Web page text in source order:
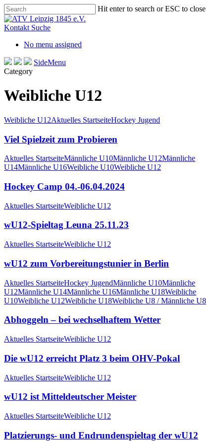
Skip
to
main
Hit enter to search or ESC to close
Close
Search
Kontakt Suche
No menu assigned
SideMenu
Category
Weibliche U12
Weibliche U12Aktuelles StartseiteHockey Jugend
Viel Spielzeit zum Probieren
Aktuelles StartseiteMännliche U10Männliche U12Männliche
U14Männliche U16Weibliche U10Weibliche U12
Hockey Camp 04.-06.04.2024
Aktuelles StartseiteWeibliche U12
wU12-Spieltag Leuna 25.11.23
Aktuelles StartseiteWeibliche U12
wU12 zum Vorbereitungstunier in Berlin
Aktuelles StartseiteHockey JugendMännliche U10Männliche
U12Männliche U14Männliche U16Männliche U18Weibliche
U10Weibliche U12Weibliche U18Weibliche U8 / Männliche U8
Abhoggeln – bei wechselhaftem Wetter
Aktuelles StartseiteWeibliche U12
Die wU12 erreicht Platz 3 beim OHV-Pokal
Aktuelles StartseiteWeibliche U12
wU12 ist Mitteldeutscher Meister
Aktuelles StartseiteWeibliche U12
Platzierungs- und Endrundenspieltag der wU12